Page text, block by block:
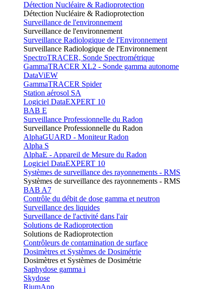
Détection Nucléaire & Radioprotection
Détection Nucléaire & Radioprotection
Surveillance de l'environnement
Surveillance de l'environnement
Surveillance Radiologique de l'Environnement
Surveillance Radiologique de l'Environnement
SpectroTRACER, Sonde Spectrométrique
GammaTRACER XL2 - Sonde gamma autonome
DataViEW
GammaTRACER Spider
Station aérosol SA
Logiciel DataEXPERT 10
BAB E
Surveillance Professionnelle du Radon
Surveillance Professionnelle du Radon
AlphaGUARD - Moniteur Radon
Alpha S
AlphaE - Appareil de Mesure du Radon
Logiciel DataEXPERT 10
Systèmes de surveillance des rayonnements - RMS
Systèmes de surveillance des rayonnements - RMS
BAB A7
Contrôle du débit de dose gamma et neutron
Surveillance des liquides
Surveillance de l'activité dans l'air
Solutions de Radioprotection
Solutions de Radioprotection
Contrôleurs de contamination de surface
Dosimètres et Systèmes de Dosimétrie
Dosimètres et Systèmes de Dosimétrie
Saphydose gamma i
Skydose
RiumApp